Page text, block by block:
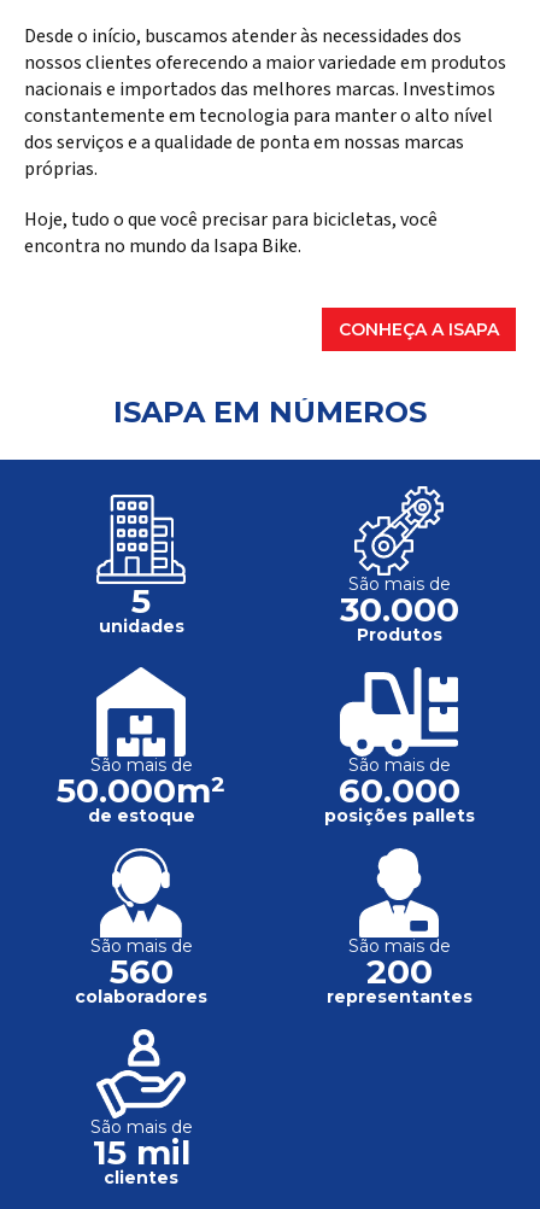
Desde o início, buscamos atender às necessidades dos
nossos clientes oferecendo a maior variedade em produtos
nacionais e importados das melhores marcas. Investimos
constantemente em tecnologia para manter o alto nível
dos serviços e a qualidade de ponta em nossas marcas
próprias.
Hoje, tudo o que você precisar para bicicletas, você
encontra no mundo da Isapa Bike.
CONHEÇA A ISAPA
ISAPA EM NÚMEROS
5
unidades
São mais de
30.000
Produtos
São mais de
50.000m²
de estoque
São mais de
60.000
posições pallets
São mais de
560
colaboradores
São mais de
200
representantes
São mais de
15 mil
clientes